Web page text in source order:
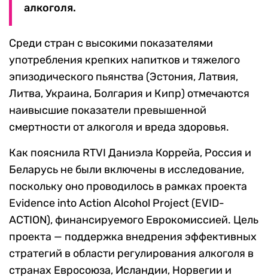
алкоголя.
Среди стран с высокими показателями
употребления крепких напитков и тяжелого
эпизодического пьянства (Эстония, Латвия,
Литва, Украина, Болгария и Кипр) отмечаются
наивысшие показатели превышенной
смертности от алкоголя и вреда здоровья.
Как пояснила RTVI Даниэла Коррейа, Россия и
Беларусь не были включены в исследование,
поскольку оно проводилось в рамках проекта
Evidence into Action Alcohol Project (EVID-
ACTION), финансируемого Еврокомиссией. Цель
проекта — поддержка внедрения эффективных
стратегий в области регулирования алкоголя в
странах Евросоюза, Исландии, Норвегии и